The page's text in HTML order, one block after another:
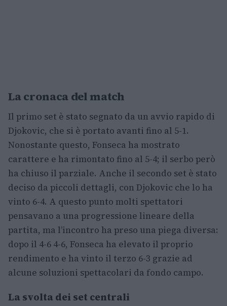
La cronaca del match
Il primo set è stato segnato da un avvio rapido di
Djokovic, che si è portato avanti fino al 5-1.
Nonostante questo, Fonseca ha mostrato
carattere e ha rimontato fino al 5-4; il serbo però
ha chiuso il parziale. Anche il secondo set è stato
deciso da piccoli dettagli, con Djokovic che lo ha
vinto 6-4. A questo punto molti spettatori
pensavano a una progressione lineare della
partita, ma l’incontro ha preso una piega diversa:
dopo il 4-6 4-6, Fonseca ha elevato il proprio
rendimento e ha vinto il terzo 6-3 grazie ad
alcune soluzioni spettacolari da fondo campo.
La svolta dei set centrali